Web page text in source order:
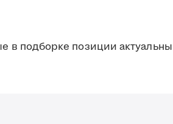
в подборке позиции